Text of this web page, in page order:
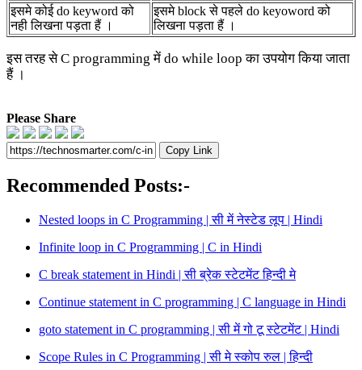
इसमे कोई do keyword को
नही लिखना पड़ता हैं ।
इसमे block से पहले do keyoword को
लिखना पड़ता हैं ।
इस तरह से C programming में do while loop का उपयोग किया जाता
हैं ।
Please Share
Copy Link
Recommended Posts:-
Nested loops in C Programming | सी में नेस्टेड लूप | Hindi
Infinite loop in C Programming | C in Hindi
C break statement in Hindi | सी ब्रेक स्टेटमेंट हिन्दी मे
Continue statement in C programming | C language in Hindi
goto statement in C programming | सी में गो टू स्टेटमेंट | Hindi
Scope Rules in C Programming | सी मे स्कोप रुल | हिन्दी